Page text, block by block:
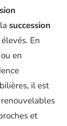
succession
En
en
il est
et